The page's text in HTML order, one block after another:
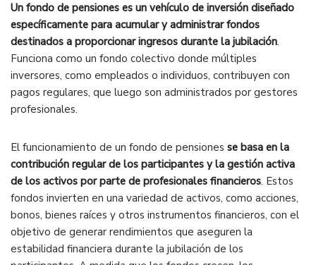
Un fondo de pensiones es un vehículo de inversión diseñado
específicamente para acumular y administrar fondos
destinados a proporcionar ingresos durante la jubilación.
Funciona como un fondo colectivo donde múltiples
inversores, como empleados o individuos, contribuyen con
pagos regulares, que luego son administrados por gestores
profesionales.
El funcionamiento de un fondo de pensiones se basa en la
contribución regular de los participantes y la gestión activa
de los activos por parte de profesionales financieros. Estos
fondos invierten en una variedad de activos, como acciones,
bonos, bienes raíces y otros instrumentos financieros, con el
objetivo de generar rendimientos que aseguren la
estabilidad financiera durante la jubilación de los